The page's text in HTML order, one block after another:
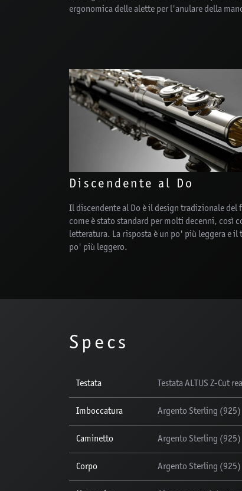
ergonomica delle alette per l'anulare della
Discendente al Do
Il discendente al Do è il design tradizionale del
come è stato standard per molti decenni, così
letteratura. La risposta è un po' più leggera e il
po' più leggero.
Specs
Testata Testata ALTUS Z-Cut
Imboccatura Argento Sterling (925)
Caminetto Argento Sterling (925)
Corpo Argento Sterling (925)